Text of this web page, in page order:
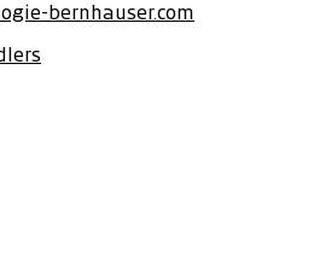
bernhauser.com